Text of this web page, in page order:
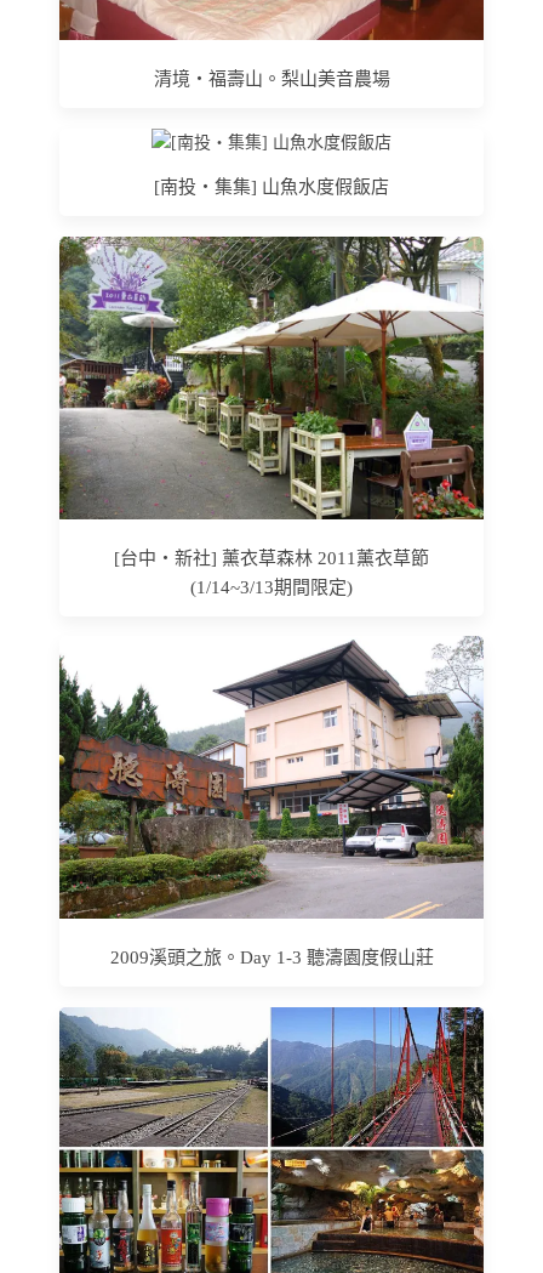
清境‧福壽山。梨山美音農場
[南投‧集集] 山魚水度假飯店
[台中‧新社] 薰衣草森林 2011薰衣草節
(1/14~3/13期間限定)
2009溪頭之旅。Day 1-3 聽濤園度假山莊